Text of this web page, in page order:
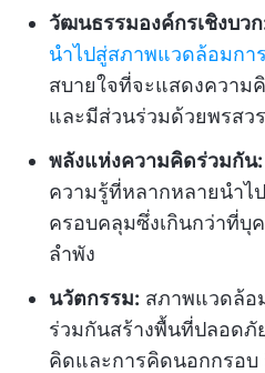
วัฒนธรรมองค์กรเชิงบว
นำไปสู่สภาพแวดล้อมกา
สบายใจที่จะแสดงความ
และมีส่วนร่วมด้วยพรสว
พลังแห่งความคิดร่วมกัน:
ความรู้ที่หลากหลายนำไ
ครอบคลุมซึ่งเกินกว่าที่บุ
ลำพัง
นวัตกรรม: สภาพแวดล้อ
ร่วมกันสร้างพื้นที่ปลอดภั
คิดและการคิดนอกกรอ